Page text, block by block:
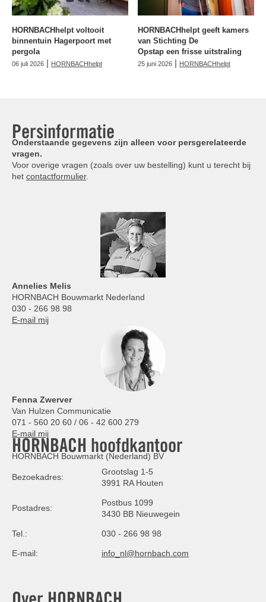
HORNBACHhelpt voltooit
binnentuin Hagerpoort met
pergola
06 juli 2026 | HORNBACHhelpt
HORNBACHhelpt geeft kamers
van Stichting De
Opstap een frisse uitstraling
25 juni 2026 | HORNBACHhelpt
Persinformatie
Onderstaande gegevens zijn alleen voor persgerelateerde
vragen.
Voor overige vragen (zoals over uw bestelling) kunt u terecht bij
het contactformulier.
Annelies Melis
HORNBACH Bouwmarkt Nederland
030 - 266 98 98
E-mail mij
Fenna Zwerver
Van Hulzen Communicatie
071 - 560 20 60 / 06 - 42 600 279
E-mail mij
HORNBACH hoofdkantoor
HORNBACH Bouwmarkt (Nederland) BV
Bezoekadres:
Grootslag 1-5
3991 RA Houten
Postadres:
Postbus 1099
3430 BB Nieuwegein
Tel.: 030 - 266 98 98
E-mail: info_nl@hornbach.com